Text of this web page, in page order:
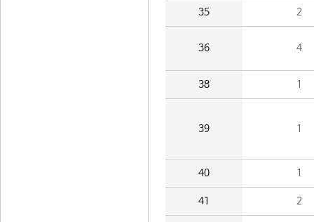
35 2
36 4
38 1
39 1
40 1
41 2